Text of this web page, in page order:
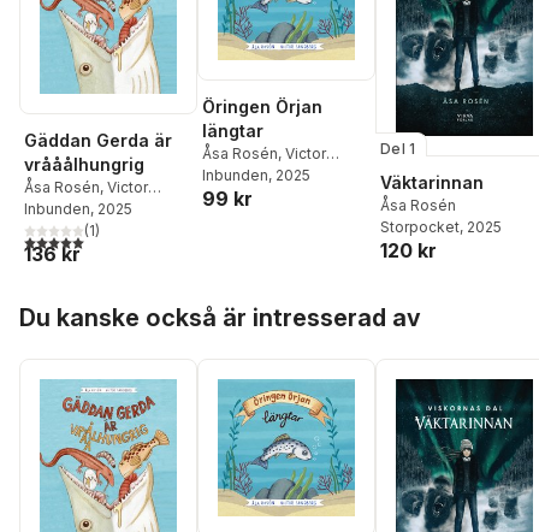
Gäddan Gerda är
vrååålhungrig
Åsa Rosén, Victor
Sandberg
Inbunden, 2025
5,0utav 5 stjärnor. Totalt antal röster:
(1)
136 kr
Öringen Örjan
längtar
Åsa Rosén, Victor
Sandberg
Inbunden, 2025
99 kr
Del 1
Väktarinnan
Åsa Rosén
Storpocket, 2025
120 kr
Du kanske också är intresserad av